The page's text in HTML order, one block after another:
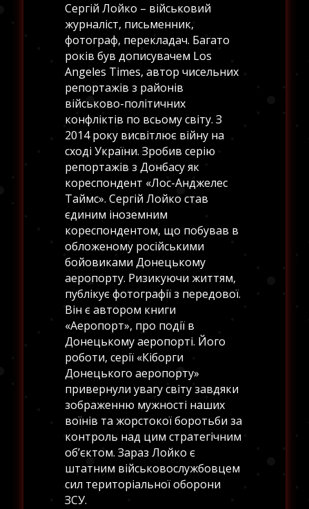
Сергій Лойко – військовий
журналіст, письменник,
фотограф, перекладач. Багато
років був дописувачем Los
Angeles Times, автор чисельних
репортажів з районів
військово-політичних
конфліктів по всьому світу. З
2014 року висвітлює війну на
сході України. Зробив серію
репортажів з Донбасу як
кореспондент «Лос-Анджелес
Таймс». Сергій Лойко став
єдиним іноземним
кореспондентом, що побував в
обложеному російськими
бойовиками Донецькому
аеропорту. Ризикуючи життям,
публікує фотографії з передової.
Він є автором книги
«Аеропорт», про події в
Донецькому аеропорті. Його
роботи, серії «Кіборги
Донецького аеропорту»
привернули увагу світу завдяки
зображенню мужності наших
воїнів та жорстокої боротьби за
контроль над цим стратегічним
об’єктом. Зараз Лойко є
штатним військовослужбовцем
сил територіальної оборони
ЗСУ.